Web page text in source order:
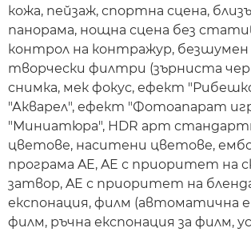
кожа, пейзаж, спортна сцена,
панорама, нощна сцена без
контрол на контражур,
творчески филтри (зърниста
снимка, мек фокус, ефект
"Акварел", ефект "Фотоапарат
"Миниатюра", HDR арт
цветове, наситени цветове,
програма AE, AE с приоритет на
затвор, AE с приоритет на
експонация, филм (автоматична
филм, ръчна експонация за филм,